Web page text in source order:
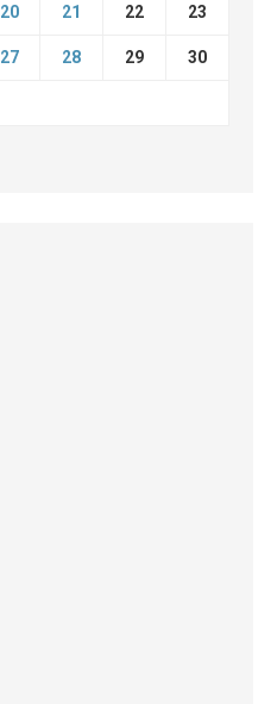
20 21 22 23
27 28 29 30